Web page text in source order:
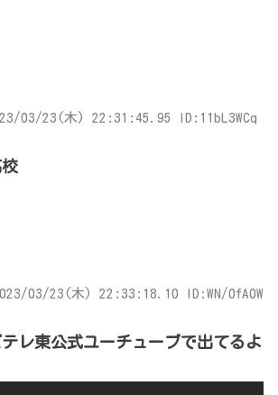
03/23(木) 22:31:45.95 ID:11bL3WCq
03/23(木) 22:33:18.10 ID:WN/0fA0W
レ東公式ユーチューブで出てるよ